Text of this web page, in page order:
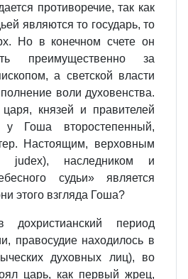
противоречие, так как
являются то государь, то
Но в конечном счете он
преимущественно за
а светской власти
воли духовенства.
князей и правителей
у Гоша второстепенный,
Настоящим, верховным
judex), наследником и
судьи» является
этого взгляда Гоша?
период
правосудие находилось в
духовных лиц), во
царь, как первый жрец,